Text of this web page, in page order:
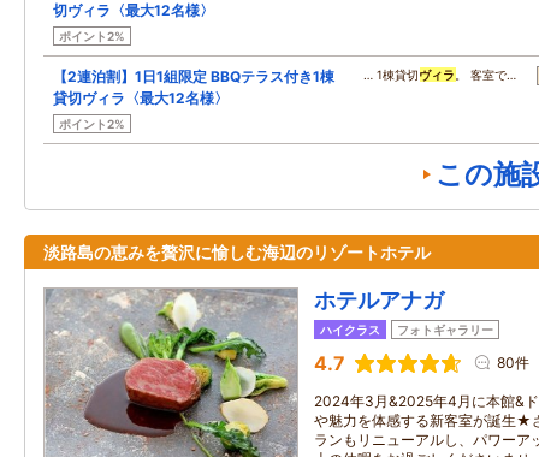
切ヴィラ〈最大12名様〉
ポイント2%
【2連泊割】1日1組限定 BBQテラス付き1棟
貸切ヴィラ〈最大12名様〉
ポイント2%
… 1棟貸切ヴィラ 。 客室で…
この施
淡路島の恵みを贅沢に愉しむ海辺のリゾートホテル
ホテルアナガ
ハイクラス フォトギャラリー
4.7 80件
2024年3月&2025年4月に本館&
や魅力を体感する新客室が誕生★
ランもリニューアルし、パワーア